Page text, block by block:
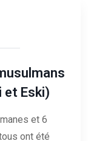
et Eski)
et 6
ont été